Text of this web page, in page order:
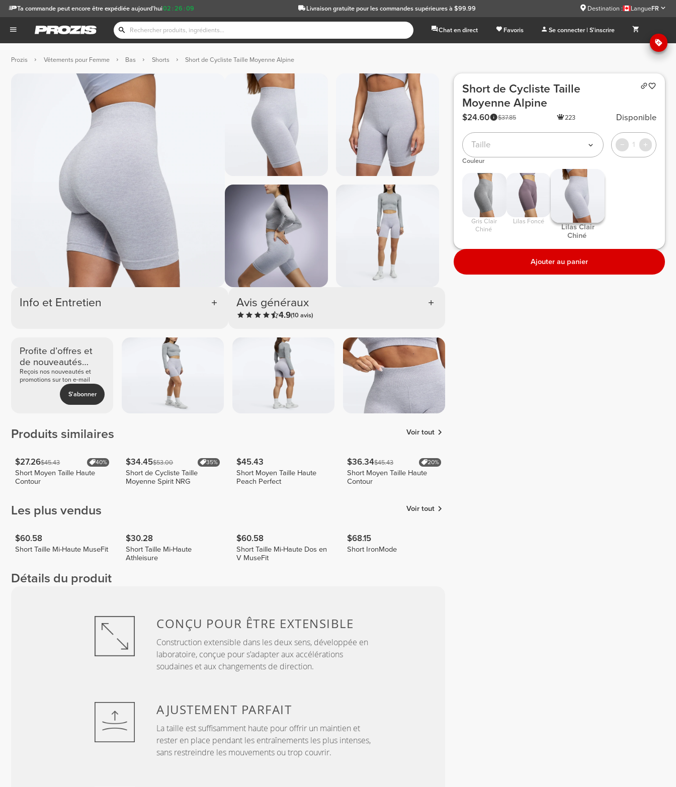
02 :26 :08
Ta commande peut encore être expédiée aujourd'hui Livraison gratuitepour les commandes supérieures à $99.99 Destination : LangueFR
Chat en direct Favoris Se connecter | S'inscrire
Prozis Vêtements pour Femme Bas Shorts Short de Cycliste Taille Moyenne Alpine
Info et Entretien Avis généraux
4.9(10 avis)
Profite d’offres et
de nouveautés
exclusives
Reçois nos nouveautés et
promotions sur ton e-mail
S'abonner
Produits similaires Voir tout
$27.26$45.43 40%
Short Moyen Taille Haute
Contour
$34.45$53.00 35%
Short de Cycliste Taille
Moyenne Spirit NRG
$45.43
Short Moyen Taille Haute
Peach Perfect
$36.34$45.43 20%
Short Moyen Taille Haute
Contour
Les plus vendus Voir tout
$60.58
Short Taille Mi-Haute MuseFit
$30.28
Short Taille Mi-Haute
Athleisure
$60.58
Short Taille Mi-Haute Dos en
V MuseFit
$68.15
Short IronMode
Détails du produit
CONÇU POUR ÊTRE EXTENSIBLE
Construction extensible dans les deux sens, développée en
laboratoire, conçue pour s'adapter aux accélérations
soudaines et aux changements de direction.
AJUSTEMENT PARFAIT
La taille est suffisamment haute pour offrir un maintien et
rester en place pendant les entraînements les plus intenses,
sans restreindre les mouvements ou trop couvrir.
Short de Cycliste Taille
Moyenne Alpine
$37.85
$24.60 223 Disponible
Taille 1
Couleur
Chiné
Lilas Foncé
Lilas Clair
Chiné
Ajouter au panier